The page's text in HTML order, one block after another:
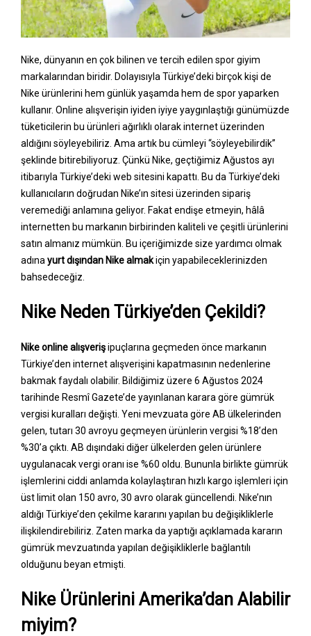
Nike, dünyanın en çok bilinen ve tercih edilen spor giyim
markalarından biridir. Dolayısıyla Türkiye’deki birçok kişi de
Nike ürünlerini hem günlük yaşamda hem de spor yaparken
kullanır. Online alışverişin iyiden iyiye yaygınlaştığı günümüzde
tüketicilerin bu ürünleri ağırlıklı olarak internet üzerinden
aldığını söyleyebiliriz. Ama artık bu cümleyi “söyleyebilirdik”
şeklinde bitirebiliyoruz. Çünkü Nike, geçtiğimiz Ağustos ayı
itibarıyla Türkiye’deki web sitesini kapattı. Bu da Türkiye’deki
kullanıcıların doğrudan Nike’ın sitesi üzerinden sipariş
veremediği anlamına geliyor. Fakat endişe etmeyin, hâlâ
internetten bu markanın birbirinden kaliteli ve çeşitli ürünlerini
satın almanız mümkün. Bu içeriğimizde size yardımcı olmak
adına yurt dışından Nike almakiçin yapabileceklerinizden
bahsedeceğiz.
Nike Neden Türkiye’den Çekildi?
Nike online alışverişipuçlarına geçmeden önce markanın
Türkiye’den internet alışverişini kapatmasının nedenlerine
bakmak faydalı olabilir. Bildiğimiz üzere 6 Ağustos 2024
tarihinde Resmî Gazete’de yayınlanan karara göre gümrük
vergisi kuralları değişti. Yeni mevzuata göre AB ülkelerinden
gelen, tutarı 30 avroyu geçmeyen ürünlerin vergisi %18’den
%30’a çıktı. AB dışındaki diğer ülkelerden gelen ürünlere
uygulanacak vergi oranı ise %60 oldu. Bununla birlikte gümrük
işlemlerini ciddi anlamda kolaylaştıran hızlı kargo işlemleri için
üst limit olan 150 avro, 30 avro olarak güncellendi. Nike’nın
aldığı Türkiye’den çekilme kararını yapılan bu değişikliklerle
ilişkilendirebiliriz. Zaten marka da yaptığı açıklamada kararın
gümrük mevzuatında yapılan değişikliklerle bağlantılı
olduğunu beyan etmişti.
Nike Ürünlerini Amerika’dan Alabilir
miyim?